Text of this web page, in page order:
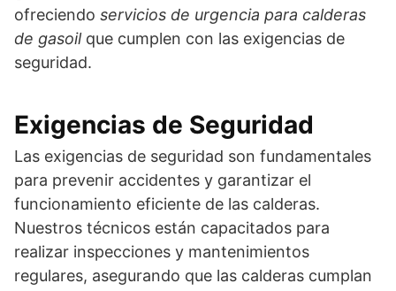
ofreciendo servicios de urgencia para calderas
de gasoilque cumplen con las exigencias de
seguridad.
Exigencias de Seguridad
Las exigencias de seguridad son fundamentales
para prevenir accidentes y garantizar el
funcionamiento eficiente de las calderas.
Nuestros técnicos están capacitados para
realizar inspecciones y mantenimientos
regulares, asegurando que las calderas cumplan